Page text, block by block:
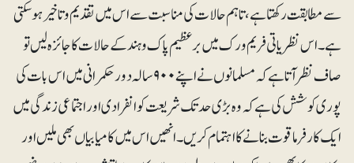
سے مطابقت رکھتا ہے، تاہم حالات کی مناسبت سے اس میں تقدیم و تاخیر ہو سکتی
ہے۔ اس نظریاتی فریم ورک میں برعظیم پاک و ہند کے حالات کا جائزہ لیں تو
صاف نظر آتا ہے کہ مسلمانوں نے اپنے ۹۰۰ سالہ دور حکمرانی میں اس بات کی
پوری کوشش کی ہے کہ وہ بڑی حد تک شریعت کو انفرادی اور اجتماعی زندگی میں
ایک کار فرما قوت بنانے کا اہتمام کریں۔ انھیں اس میں کامیابیاں بھی ملیں اور